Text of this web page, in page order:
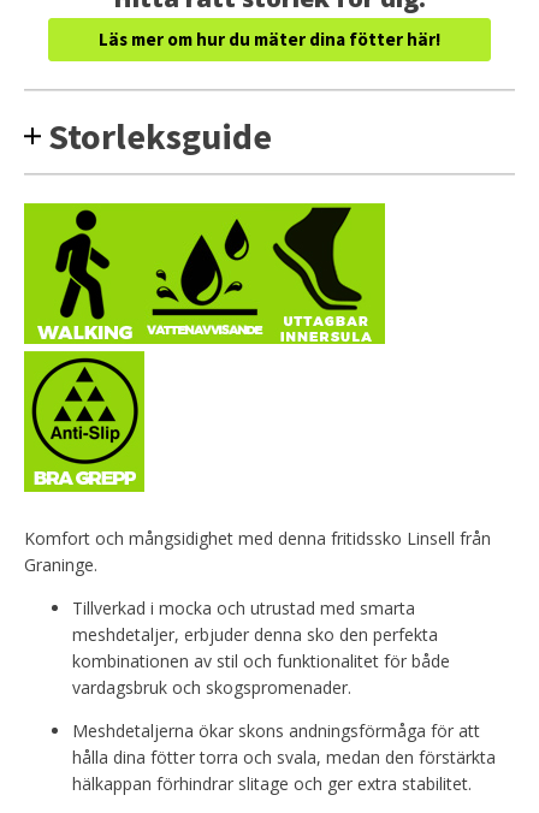
Läs mer om hur du mäter dina fötter här!
Storleksguide
Komfort och mångsidighet med denna fritidssko Linsell från
Graninge.
Tillverkad i mocka och utrustad med smarta
meshdetaljer, erbjuder denna sko den perfekta
kombinationen av stil och funktionalitet för både
vardagsbruk och skogspromenader.
Meshdetaljerna ökar skons andningsförmåga för att
hålla dina fötter torra och svala, medan den förstärkta
hälkappan förhindrar slitage och ger extra stabilitet.